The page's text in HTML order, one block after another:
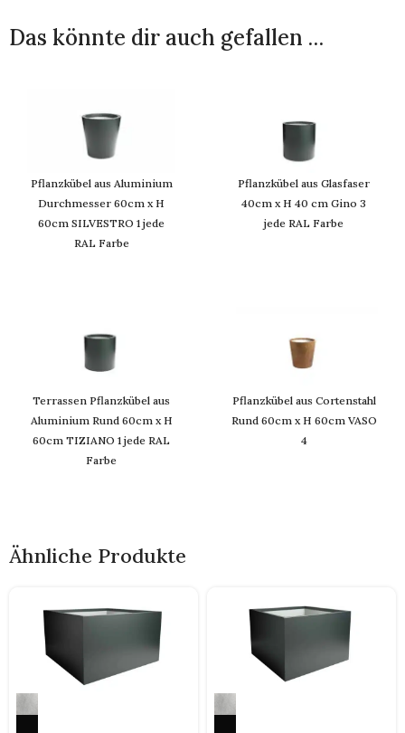
Das könnte dir auch gefallen …
Pflanzkübel aus Aluminium
Durchmesser 60cm x H
60cm SILVESTRO 1 jede
RAL Farbe
Pflanzkübel aus Glasfaser
40cm x H 40 cm Gino 3
jede RAL Farbe
Terrassen Pflanzkübel aus
Aluminium Rund 60cm x H
60cm TIZIANO 1 jede RAL
Farbe
Pflanzkübel aus Cortenstahl
Rund 60cm x H 60cm VASO
4
Ähnliche Produkte